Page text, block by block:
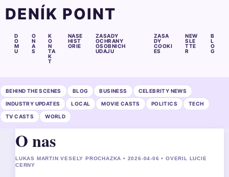
DENÍK POINT
D
O
M
U
O
N
A
S
K
O
N
TA
K
T
NASE
HIST
ORIE
ZASADY
OCHRANY
OSOBNICH
UDAJU
ZASA
DY
COOKI
ES
NEW
SLE
TTE
R
B
L
O
G
BEHIND THE SCENES BLOG BUSINESS CELEBRITY NEWS
INDUSTRY UPDATES LOCAL MOVIE CASTS POLITICS TECH
TV CASTS WORLD
O nas
LUKAS MARTIN VESELY PROCHAZKA • 2026-04-06 • OVERIL LUCIE
CERNY